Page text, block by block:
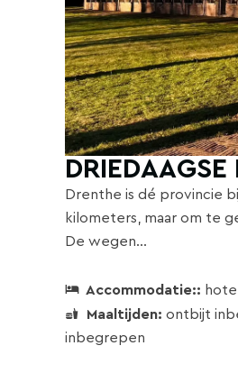
Drenthe is dé provincie
kilometers, maar om te
De wegen...
Accommodatie::
Maaltijden: ontbijt
inbegrepen